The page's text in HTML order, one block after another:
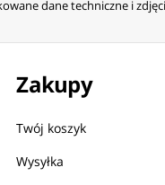
dane techniczne i
Zakupy
Twój koszyk
Wysyłka